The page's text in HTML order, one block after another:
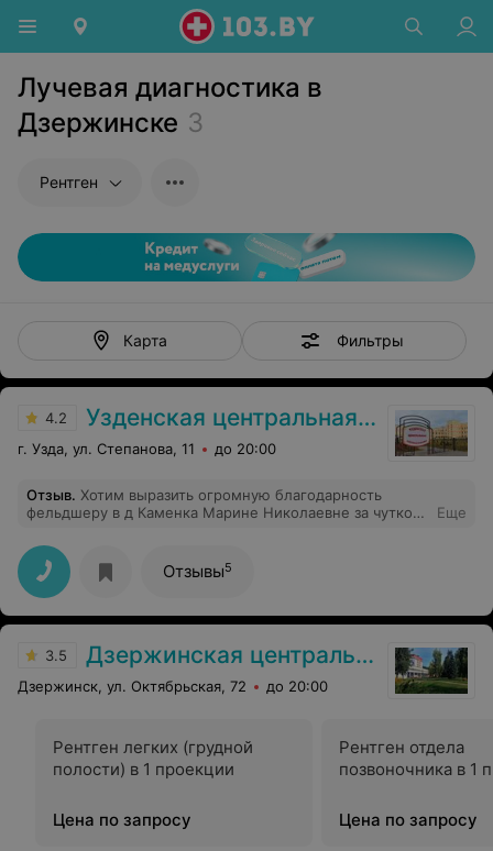
Лучевая диагностика в
Дзержинске 3
Рентген
Карта Фильтры
4.2 Узденская центральная районная больница
г. Узда, ул. Степанова, 11 до 20:00
Отзыв. Хотим выразить огромную благодарность
фельдшеру в д Каменка Марине Николаевне за чуткое
доброту и отзывчивость, а также готовность помочь
даже тогда ,когда закончилось рабочее время!
Еще
Отзывы5
3.5 Дзержинская центральная районная больница
Дзержинск, ул. Октябрьская, 72 до 20:00
Рентген легких (грудной
полости) в 1 проекции
Цена по запросу
Рентген отдела
позвоночника в 1
Цена по запросу